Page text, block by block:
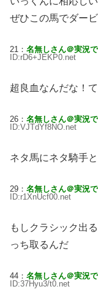
ぜひこの馬でダー
21： 名無しさん＠実況
ID:rD6+JEKP0.net
超良血なんだな！
26： 名無しさん＠実況
ID:VJTdYf8NO.net
ネタ馬にネタ騎手
29： 名無しさん＠実況
ID:r1XnUcf00.net
もしクラシック出
っち取るんだ
44： 名無しさん＠実況
ID:37Hyu3/t0.net